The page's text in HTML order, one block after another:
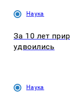
Наука
За 10 лет
удвоились
Наука